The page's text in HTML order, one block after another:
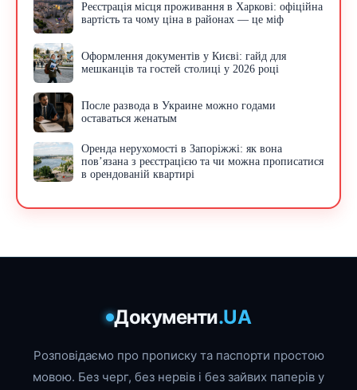
Реєстрація місця проживання в Харкові: офіційна
вартість та чому ціна в районах — це міф
Оформлення документів у Києві: гайд для
мешканців та гостей столиці у 2026 році
После развода в Украине можно годами
оставаться женатым
Оренда нерухомості в Запоріжжі: як вона
пов’язана з реєстрацією та чи можна прописатися
в орендованій квартирі
Документи.UA
Розповідаємо про прописку та паспорти простою
мовою. Без черг, без нервів і без зайвих паперів у